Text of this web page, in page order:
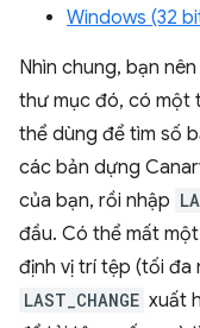
Windows (32
Nhìn chung, bạn
thư mục đó, có một
thể dùng để tìm số
các bản dựng
của bạn, rồi nhập
đầu. Có thể mất
định vị trí tệp (tối đa
LAST_CHANGE xuất